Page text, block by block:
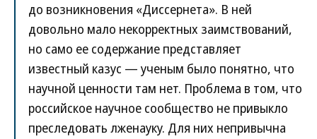
до возникновения «Диссернета». В ней
довольно мало некорректных заимствований,
но само ее содержание представляет
известный казус — ученым было понятно, что
научной ценности там нет. Проблема в том, что
российское научное сообщество не привыкло
преследовать лженауку. Для них непривычна